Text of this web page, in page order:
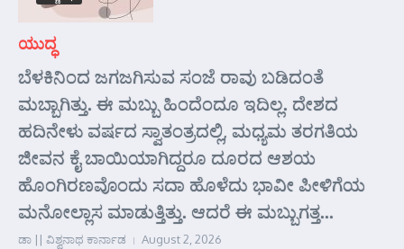
ಯುದ್ಧ
ಬೆಳಕಿನಿಂದ ಜಗಜಗಿಸುವ ಸಂಜೆ ರಾವು ಬಡಿದಂತೆ
ಮಬ್ಬಾಗಿತ್ತು. ಈ ಮಬ್ಬು ಹಿಂದೆಂದೂ ಇದಿಲ್ಲ. ದೇಶದ
ಹದಿನೇಳು ವರ್ಷದ ಸ್ವಾತಂತ್ರದಲ್ಲಿ, ಮಧ್ಯಮ ತರಗತಿಯ
ಜೀವನ ಕೈ ಬಾಯಿಯಾಗಿದ್ದರೂ ದೂರದ ಆಶಯ
ಹೊಂಗಿರಣವೊಂದು ಸದಾ ಹೊಳೆದು ಭಾವೀ ಪೀಳಿಗೆಯ
ಮನೋಲ್ಲಾಸ ಮಾಡುತ್ತಿತ್ತು. ಆದರೆ ಈ ಮಬ್ಬುಗತ್ತ...
ಡಾ || ವಿಶ್ವನಾಥ ಕಾರ್ನಾಡ August 2, 2026